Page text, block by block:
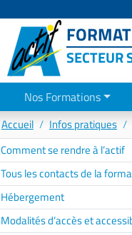
SECTEUR
Nos Formations
Accueil Infos pratiques
Comment se rendre à l’actif
Tous les contacts de la
Hébergement
Modalités d’accès et